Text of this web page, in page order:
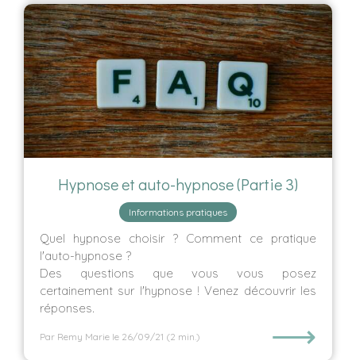
Hypnose et auto-hypnose (Partie 3)
Informations pratiques
Quel hypnose choisir ? Comment ce pratique
l'auto-hypnose ?
Des questions que vous vous posez
certainement sur l'hypnose ! Venez découvrir les
réponses.
Par Remy Marie le 26/09/21 (2 min.) ⟶